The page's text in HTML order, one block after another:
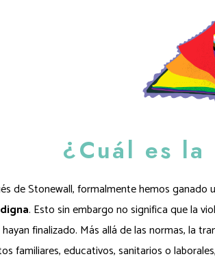
¿Cuál es
de Stonewall, formalmente hemos ganado
. Esto sin embargo no significa que la
finalizado. Más allá de las normas, la
familiares, educativos, sanitarios o